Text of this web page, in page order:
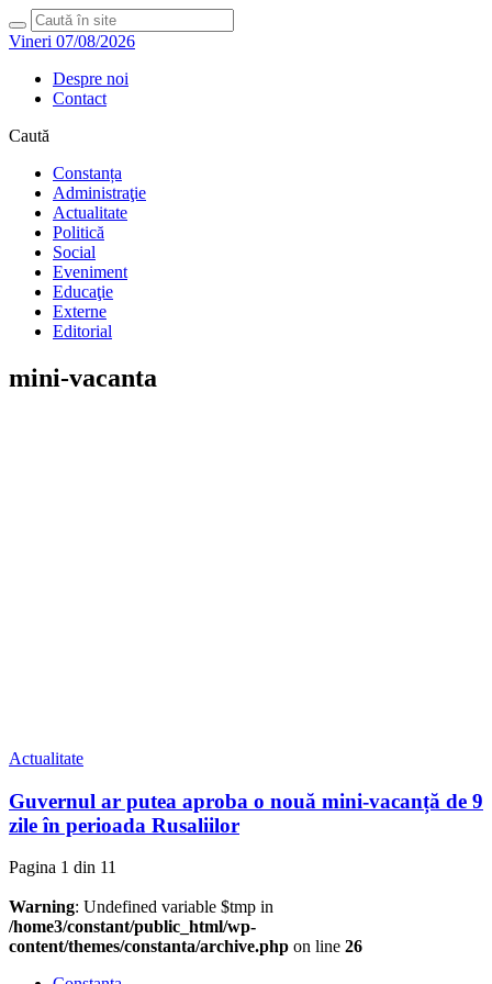
Vineri 07/08/2026
Despre noi
Contact
Caută
Constanța
Administraţie
Actualitate
Politică
Social
Eveniment
Educaţie
Externe
Editorial
mini-vacanta
Actualitate
Guvernul ar putea aproba o nouă mini-vacanță de 9
zile în perioada Rusaliilor
Pagina 1 din 11
Warning: Undefined variable $tmp in
/home3/constant/public_html/wp-
content/themes/constanta/archive.php on line 26